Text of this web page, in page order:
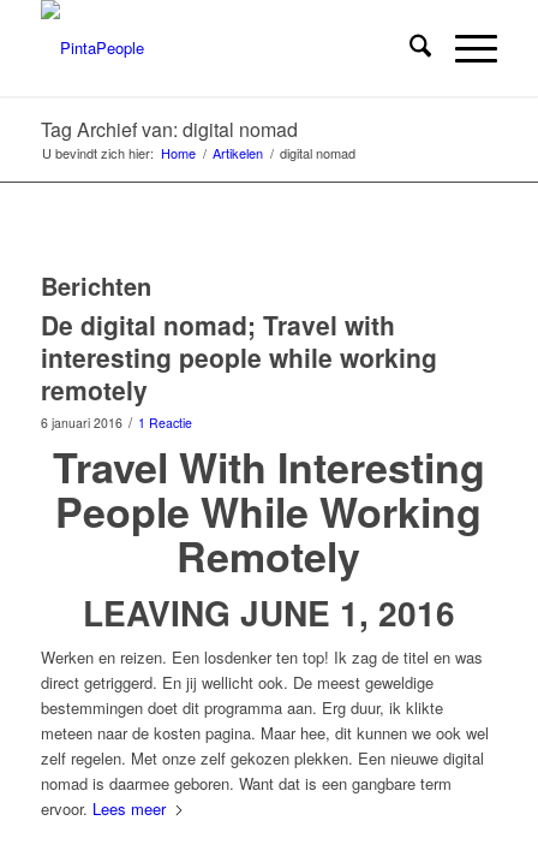
Tag Archief van: digital nomad
U bevindt zich hier: Home / Artikelen / digital nomad
Berichten
De digital nomad; Travel with
interesting people while working
remotely
6 januari 2016 / 1 Reactie
Travel With Interesting
People While Working
Remotely
LEAVING JUNE 1, 2016
Werken en reizen. Een losdenker ten top! Ik zag de titel en was
direct getriggerd. En jij wellicht ook. De meest geweldige
bestemmingen doet dit programma aan. Erg duur, ik klikte
meteen naar de kosten pagina. Maar hee, dit kunnen we ook wel
zelf regelen. Met onze zelf gekozen plekken. Een nieuwe digital
nomad is daarmee geboren. Want dat is een gangbare term
ervoor. Lees meer